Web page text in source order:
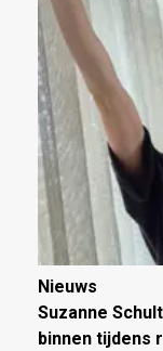
Nieuws
Suzanne
binnen tijdens